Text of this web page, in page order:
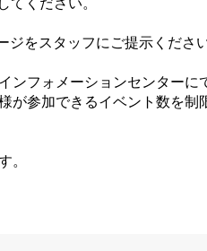
ください。
をスタッフにご提示ください
フォメーションセンターに
参加できるイベント数を制
。